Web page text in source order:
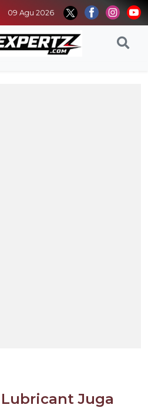
09 Agu 2026
Juga